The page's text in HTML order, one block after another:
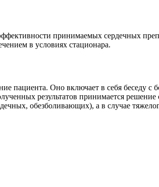
принимаемых сердечных
в условиях стационара.
пациента. Оно включает в себя беседу с
результатов принимается
обезболивающих), а в случае